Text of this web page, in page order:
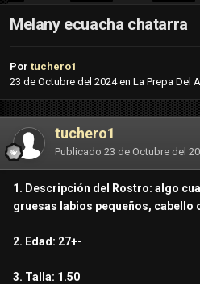
Melany ecuacha chatarra
Por tuchero1
23 de Octubre del 2024en La Prepa Del
tuchero1
Publicado 23 de Octubre del
1. Descripción del Rostro: algo
gruesas labios pequeños, cabello
2. Edad: 27+-
3. Talla: 1.50